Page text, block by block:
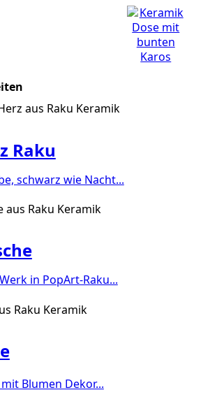
Raku
schwarz wie Nacht...
in PopArt-Raku...
Blumen Dekor...